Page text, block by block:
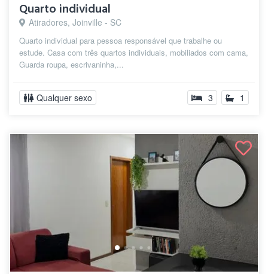
Quarto individual
Atiradores, Joinville - SC
Quarto individual para pessoa responsável que trabalhe ou
estude. Casa com três quartos individuais, mobiliados com cama,
Guarda roupa, escrivaninha,...
Qualquer sexo 3 1